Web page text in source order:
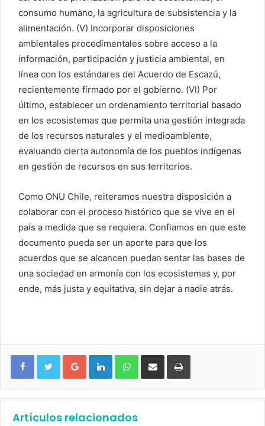
consumo humano, la agricultura de subsistencia y la
alimentación. (V) Incorporar disposiciones
ambientales procedimentales sobre acceso a la
información, participación y justicia ambiental, en
línea con los estándares del Acuerdo de Escazú,
recientemente firmado por el gobierno. (VI) Por
último, establecer un ordenamiento territorial basado
en los ecosistemas que permita una gestión integrada
de los recursos naturales y el medioambiente,
evaluando cierta autonomía de los pueblos indígenas
en gestión de recursos en sus territorios.
Como ONU Chile, reiteramos nuestra disposición a
colaborar con el proceso histórico que se vive en el
país a medida que se requiera. Confiamos en que este
documento pueda ser un aporte para que los
acuerdos que se alcancen puedan sentar las bases de
una sociedad en armonía con los ecosistemas y, por
ende, más justa y equitativa, sin dejar a nadie atrás.
Google+ LinkedIn WhatsApp
Artículos relacionados